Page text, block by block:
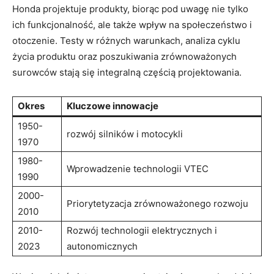
⁣Honda projektuje ⁢produkty, biorąc pod uwagę nie ‌tylko
ich funkcjonalność, ale także wpływ na ⁤społeczeństwo i
otoczenie. Testy w różnych warunkach, ⁤analiza ‍cyklu
⁤życia produktu oraz poszukiwania zrównoważonych
surowców stają się integralną‌ częścią ⁢projektowania.
Okres
Kluczowe​ innowacje
1950-
1970
rozwój silników i motocykli
1980-
1990
Wprowadzenie technologii VTEC
2000-
2010
Priorytetyzacja zrównoważonego rozwoju
2010-
2023
Rozwój technologii ​elektrycznych i‍
autonomicznych